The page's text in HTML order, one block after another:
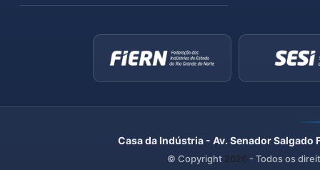
Casa da Indústria - Av. Senador
© Copyright 2026 - Todos os